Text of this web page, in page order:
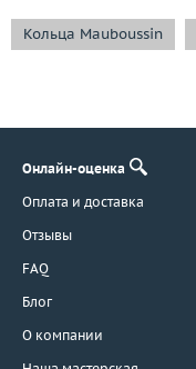
Кольца Mauboussin
Онлайн-оценка
Оплата и доставка
Отзывы
FAQ
Блог
О компании